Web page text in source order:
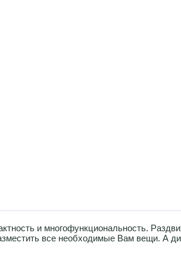
и многофункциональность.
все необходимые Вам вещи. А